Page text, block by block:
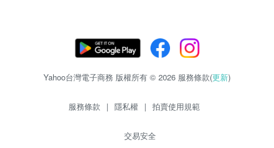
Yahoo台灣電子商務 版權所有 © 2026 服務條款(更新)
服務條款 | 隱私權 | 拍賣使用規範
交易安全